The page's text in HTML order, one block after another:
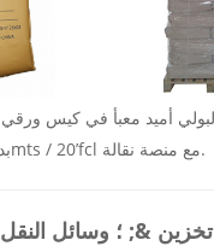
بدون منصة نقالة أو 12mts / 20’fcl مع منصة نقالة.
تخزين &; ؛ وسائل النقل